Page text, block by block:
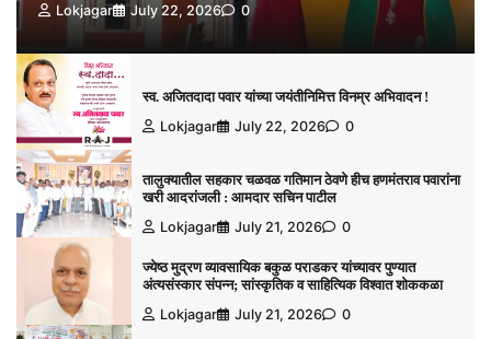
Lokjagar July 22, 2026 0
स्व. अजितदादा पवार यांच्या जयंतीनिमित्त विनम्र अभिवादन !
Lokjagar
July 22, 2026 0
तालुक्यातील सहकार चळवळ गतिमान ठेवणे हीच हणमंतराव पवारांना
खरी आदरांजली : आमदार सचिन पाटील
Lokjagar
July 21, 2026 0
ज्येष्ठ मुद्रण व्यावसायिक बकुळ पराडकर यांच्यावर पुण्यात
अंत्यसंस्कार संपन्न; सांस्कृतिक व साहित्यिक विश्‍वात शोककळा
Lokjagar
July 21, 2026 0